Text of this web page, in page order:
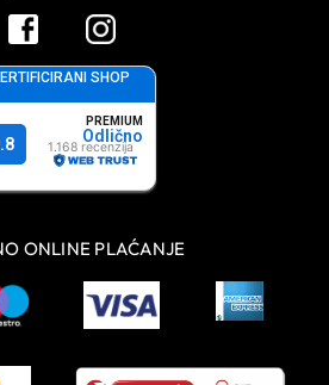
ONLINE PLAĆANJE